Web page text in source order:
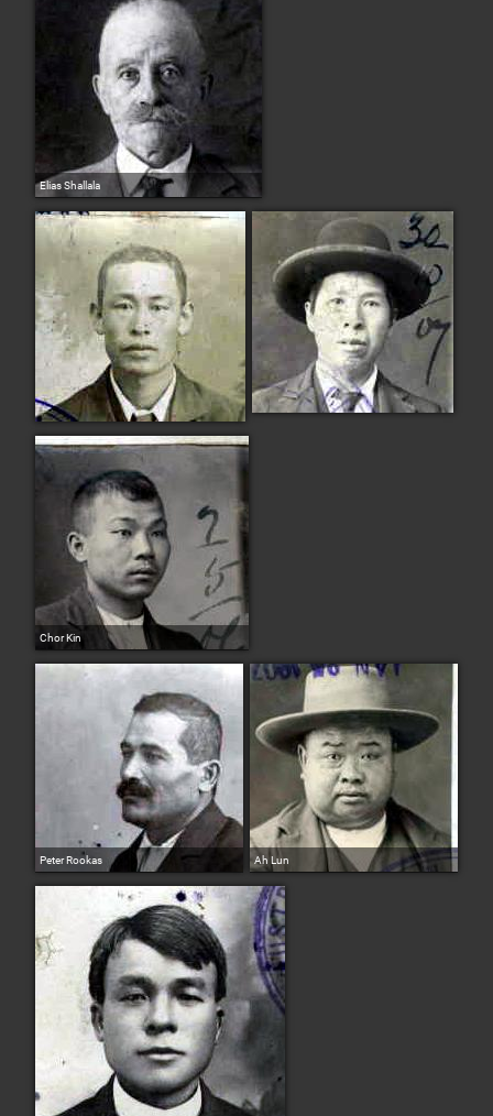
Elias Shallala
Chor Kin
Peter Rookas Ah Lun